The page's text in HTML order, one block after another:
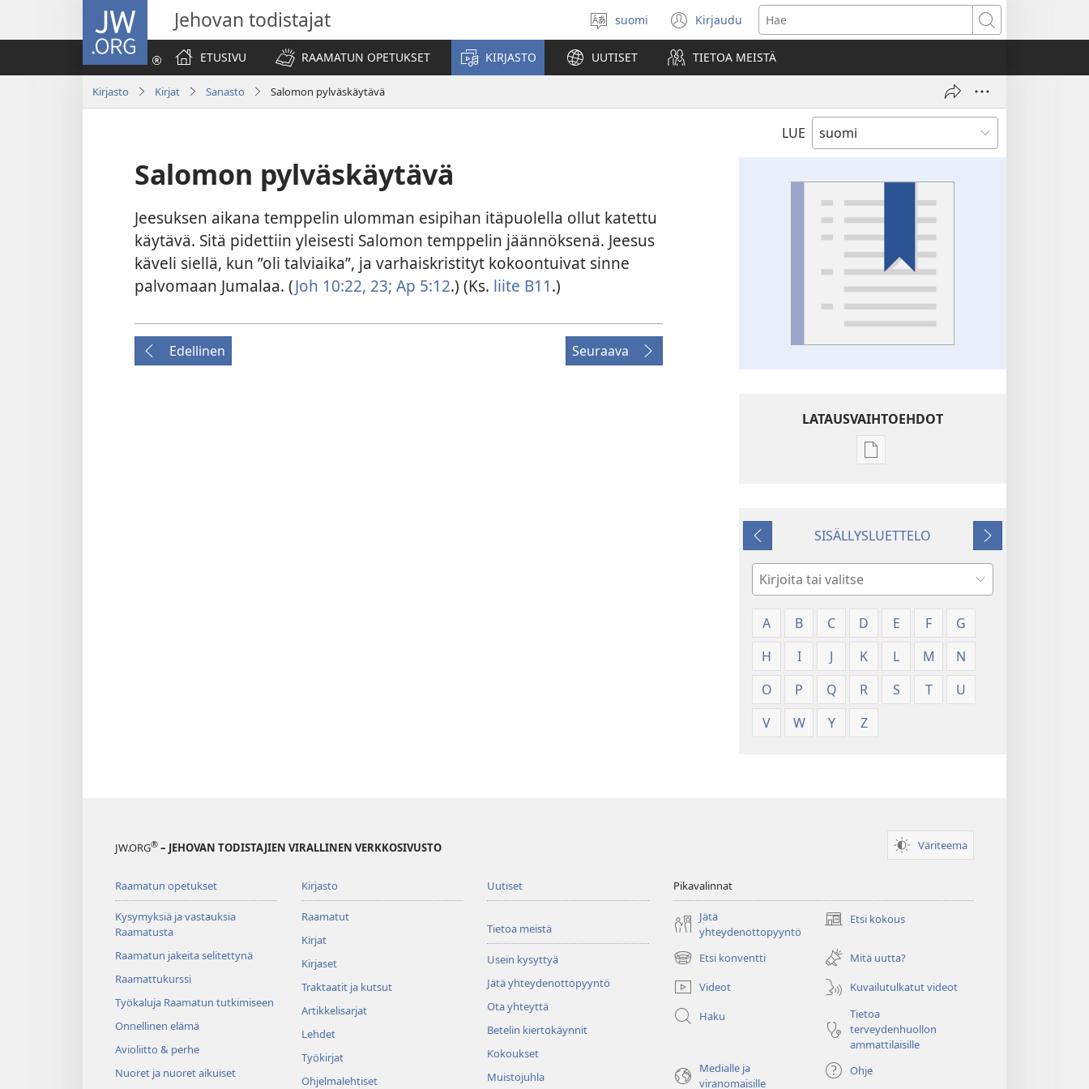
JW.ORG Jehovan todistajat
Valitse
kieli
suomi Kirjaudu
(avaa
uuden
ikkunan)
Hae
ETUSIVU
RAAMATUN OPETUKSET KIRJASTO UUTISET TIETOA MEISTÄ
Kirjasto Kirjat Sanasto Salomon pylväskäytävä
LUE
Salomon pylväskäytävä
Jeesuksen aikana temppelin ulomman esipihan itäpuolella ollut katettu
käytävä. Sitä pidettiin yleisesti Salomon temppelin jäännöksenä. Jeesus
käveli siellä, kun ”oli talviaika”, ja varhaiskristityt kokoontuivat sinne
palvomaan Jumalaa. (Joh 10:22, 23; Ap 5:12.) (Ks. liite B11.)
Edellinen Seuraava
LATAUSVAIHTOEHDOT
Julkaisujen
Edellinen
SISÄLLYSLUETTELO
Seuraava
Hae
A
B C D E F
G
H
I J K L M
N
O
P Q R S T
U
V
W Y Z
JW.ORG® – JEHOVAN TODISTAJIEN VIRALLINEN VERKKOSIVUSTO Väriteema
Raamatun opetukset
Kysymyksiä ja vastauksia
Raamatusta
Raamatun jakeita selitettynä
Raamattukurssi
Työkaluja Raamatun tutkimiseen
Onnellinen elämä
Avioliitto & perhe
Nuoret ja nuoret aikuiset
Kirjasto
Raamatut
Kirjat
Kirjaset
Traktaatit ja kutsut
Artikkelisarjat
Lehdet
Työkirjat
Ohjelmalehtiset
Uutiset
Tietoa meistä
Usein kysyttyä
Jätä yhteydenottopyyntö
Ota yhteyttä
Betelin kiertokäynnit
Kokoukset
Muistojuhla
Pikavalinnat
Jätä
yhteydenottopyyntö
Etsi kokous
(avaa
ikkunan)
Etsi konventti
(avaa
uuden
ikkunan)
Mitä uutta?
Videot
Kuvailutulkatut videot
Haku
Tietoa
terveydenhuollon
ammattilaisille
Medialle ja
viranomaisille
Ohje